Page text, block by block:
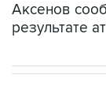
Аксенов
результате